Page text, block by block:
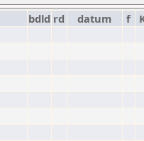
bdld rd datum f